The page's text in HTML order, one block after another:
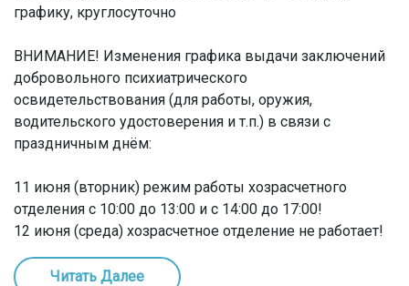
графику, круглосуточно
ВНИМАНИЕ! Изменения графика выдачи заключений
добровольного психиатрического
освидетельствования (для работы, оружия,
водительского удостоверения и т.п.) в связи с
праздничным днём:
11 июня (вторник) режим работы хозрасчетного
отделения с 10:00 до 13:00 и с 14:00 до 17:00!
12 июня (среда) хозрасчетное отделение не работает!
Читать Далее